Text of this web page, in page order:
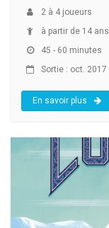
2 à 4 joueurs
à partir de 14 ans
45 - 60 minutes
Sortie : oct. 2017
En savoir plus